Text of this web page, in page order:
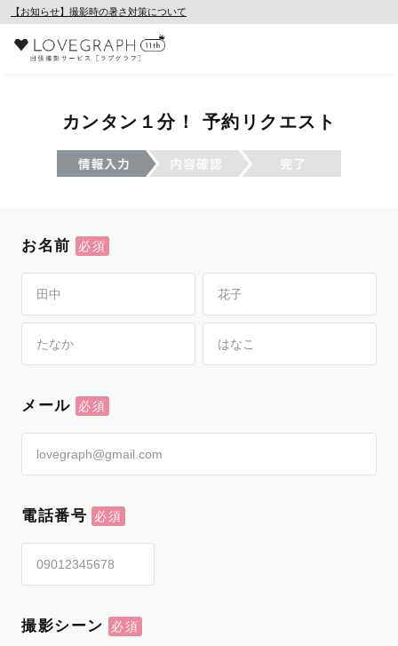
【お知らせ】撮影時の暑さ対策について
カンタン１分！ 予約リクエスト
お名前
メール
電話番号
撮影シーン